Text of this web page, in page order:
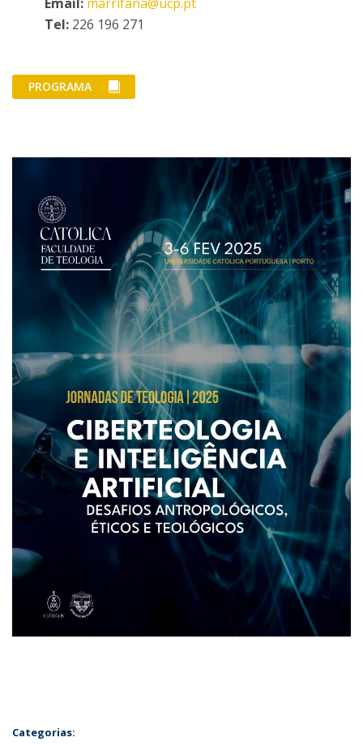
Tel: 226 196 271
PROGRAMA
Categorias: